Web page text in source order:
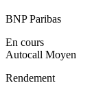
BNP Paribas
En cours
Autocall Moyen
Rendement